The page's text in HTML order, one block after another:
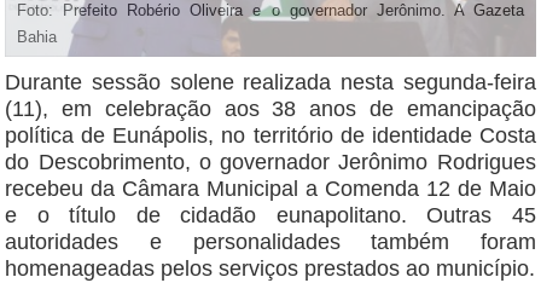
Foto: Prefeito Robério Oliveira e o governador Jerônimo. A Gazeta
Bahia
Durante sessão solene realizada nesta segunda-feira
(11), em celebração aos 38 anos de emancipação
política de Eunápolis, no território de identidade Costa
do Descobrimento, o governador Jerônimo Rodrigues
recebeu da Câmara Municipal a Comenda 12 de Maio
e o título de cidadão eunapolitano. Outras 45
autoridades e personalidades também foram
homenageadas pelos serviços prestados ao município.